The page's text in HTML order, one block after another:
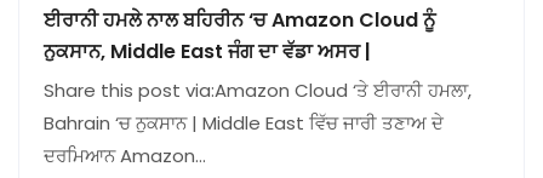
ਈਰਾਨੀ ਹਮਲੇ ਨਾਲ ਬਹਿਰੀਨ ‘ਚ Amazon Cloud ਨੂੰ
ਨੁਕਸਾਨ, Middle East ਜੰਗ ਦਾ ਵੱਡਾ ਅਸਰ |
Share this post via:Amazon Cloud ‘ਤੇ ਈਰਾਨੀ ਹਮਲਾ,
Bahrain ‘ਚ ਨੁਕਸਾਨ | Middle East ਵਿੱਚ ਜਾਰੀ ਤਣਾਅ ਦੇ
ਦਰਮਿਆਨ Amazon…